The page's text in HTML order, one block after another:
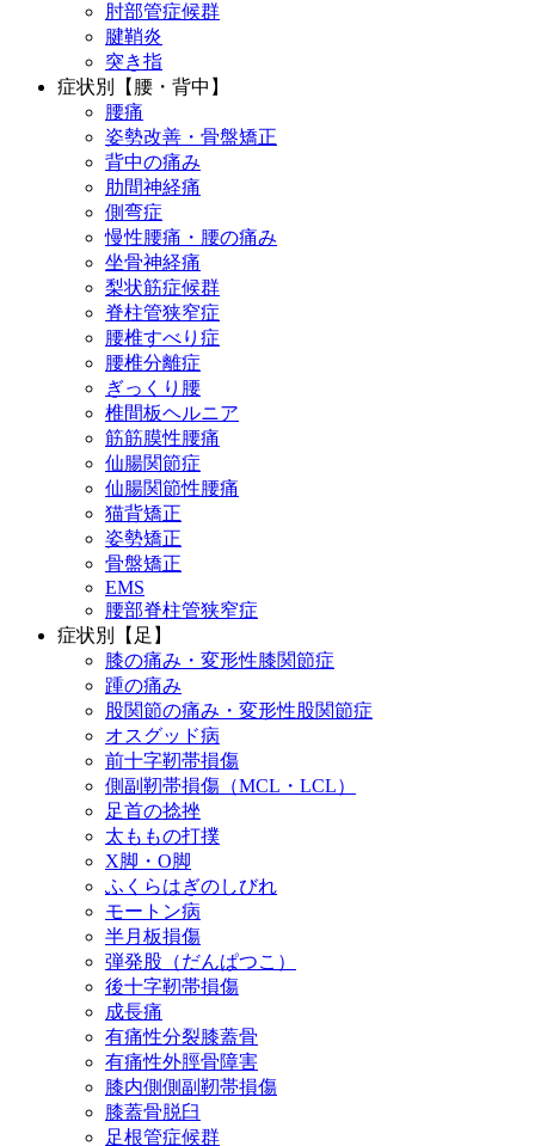
肘部管症候群
腱鞘炎
突き指
症状別【腰・背中】
腰痛
姿勢改善・骨盤矯正
背中の痛み
肋間神経痛
側弯症
慢性腰痛・腰の痛み
坐骨神経痛
梨状筋症候群
脊柱管狭窄症
腰椎すべり症
腰椎分離症
ぎっくり腰
椎間板ヘルニア
筋筋膜性腰痛
仙腸関節症
仙腸関節性腰痛
猫背矯正
姿勢矯正
骨盤矯正
EMS
腰部脊柱管狭窄症
症状別【足】
膝の痛み・変形性膝関節症
踵の痛み
股関節の痛み・変形性股関節症
オスグッド病
前十字靭帯損傷
側副靭帯損傷（MCL・LCL）
足首の捻挫
太ももの打撲
X脚・O脚
ふくらはぎのしびれ
モートン病
半月板損傷
弾発股（だんぱつこ）
後十字靭帯損傷
成長痛
有痛性分裂膝蓋骨
有痛性外脛骨障害
膝内側側副靭帯損傷
膝蓋骨脱臼
足根管症候群